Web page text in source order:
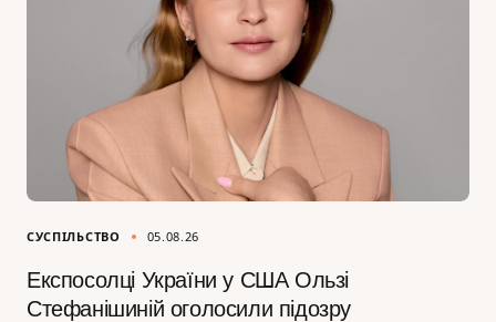
СУСПІЛЬСТВО 05.08.26
Експосолці України у США Ользі
Стефанішиній оголосили підозру